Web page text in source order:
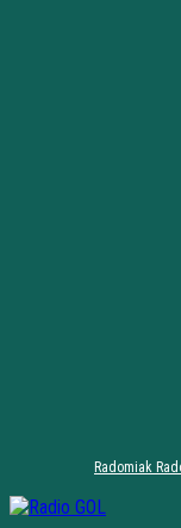
Radomiak